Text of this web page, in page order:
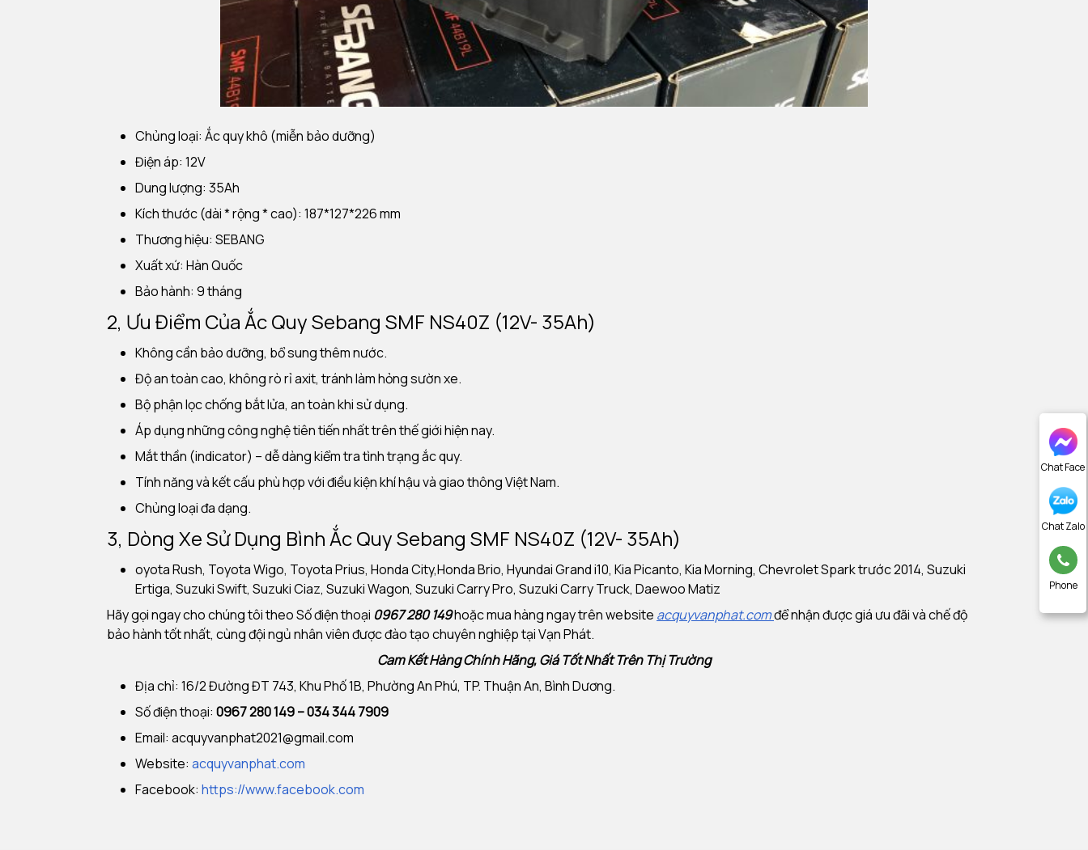
Chat Face
Chat Zalo
Phone
Chủng loại: Ắc quy khô (miễn bảo dưỡng)
Điện áp: 12V
Dung lượng: 35Ah
Kích thước (dài * rộng * cao): 187*127*226 mm
Thương hiệu: SEBANG
Xuất xứ: Hàn Quốc
Bảo hành: 9 tháng
2, Ưu Điểm Của Ắc Quy Sebang SMF NS40Z (12V- 35Ah)
Không cần bảo dưỡng, bổ sung thêm nước.
Độ an toàn cao, không rò rỉ axit, tránh làm hỏng sườn xe.
Bộ phận lọc chống bắt lửa, an toàn khi sử dụng.
Áp dụng những công nghệ tiên tiến nhất trên thế giới hiện nay.
Mắt thần (indicator) – dễ dàng kiểm tra tình trạng ắc quy.
Tính năng và kết cấu phù hợp với điều kiện khí hậu và giao thông Việt Nam.
Chủng loại đa dạng.
3, Dòng Xe Sử Dụng Bình Ắc Quy Sebang SMF NS40Z (12V- 35Ah)
oyota Rush, Toyota Wigo, Toyota Prius, Honda City,Honda Brio, Hyundai Grand i10, Kia Picanto, Kia Morning, Chevrolet Spark trước 2014, Suzuki
Ertiga, Suzuki Swift, Suzuki Ciaz, Suzuki Wagon, Suzuki Carry Pro, Suzuki Carry Truck, Daewoo Matiz
Hãy gọi ngay cho chúng tôi theo Số điện thoại 0967 280 149hoặc mua hàng ngay trên website acquyvanphat.comđể nhận được giá ưu đãi và chế độ
bảo hành tốt nhất, cùng đội ngủ nhân viên được đào tạo chuyên nghiệp tại Vạn Phát.
Cam Kết Hàng Chính Hãng, Giá Tốt Nhất Trên Thị Trường
Địa chỉ: 16/2 Đường ĐT 743, Khu Phố 1B, Phường An Phú, TP. Thuận An, Bình Dương.
Số điện thoại: 0967 280 149 – 034 344 7909
Email: acquyvanphat2021@gmail.com
Website: acquyvanphat.com
Facebook: https://www.facebook.com